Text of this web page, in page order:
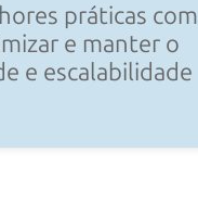
práticas com
e manter o
e escalabilidade